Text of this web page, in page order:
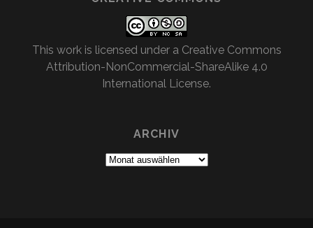
This work is licensed under a Creative Commons
Attribution-NonCommercial-ShareAlike 4.0
International License.
ARCHIV
Archiv